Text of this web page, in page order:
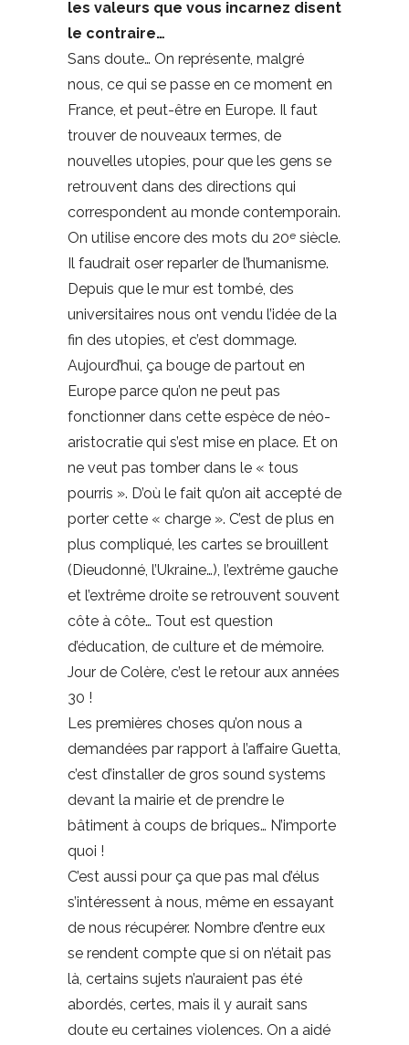
les valeurs que vous incarnez disent
le contraire…
Sans doute… On représente, malgré
nous, ce qui se passe en ce moment en
France, et peut-être en Europe. Il faut
trouver de nouveaux termes, de
nouvelles utopies, pour que les gens se
retrouvent dans des directions qui
correspondent au monde contemporain.
On utilise encore des mots du 20e siècle.
Il faudrait oser reparler de l’humanisme.
Depuis que le mur est tombé, des
universitaires nous ont vendu l’idée de la
fin des utopies, et c’est dommage.
Aujourd’hui, ça bouge de partout en
Europe parce qu’on ne peut pas
fonctionner dans cette espèce de néo-
aristocratie qui s’est mise en place. Et on
ne veut pas tomber dans le « tous
pourris ». D’où le fait qu’on ait accepté de
porter cette « charge ». C’est de plus en
plus compliqué, les cartes se brouillent
(Dieudonné, l’Ukraine…), l’extrême gauche
et l’extrême droite se retrouvent souvent
côte à côte… Tout est question
d’éducation, de culture et de mémoire.
Jour de Colère, c’est le retour aux années
30 !
Les premières choses qu’on nous a
demandées par rapport à l’affaire Guetta,
c’est d’installer de gros sound systems
devant la mairie et de prendre le
bâtiment à coups de briques… N’importe
quoi !
C’est aussi pour ça que pas mal d’élus
s’intéressent à nous, même en essayant
de nous récupérer. Nombre d’entre eux
se rendent compte que si on n’était pas
là, certains sujets n’auraient pas été
abordés, certes, mais il y aurait sans
doute eu certaines violences. On a aidé